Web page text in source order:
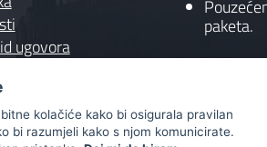
ugovora
paketa.
kolačiće kako bi osigurala pravilan
bi razumjeli kako s njom komunicirate.